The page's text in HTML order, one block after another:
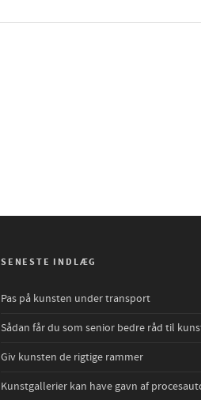
SENESTE INDLÆG
Pas på kunsten under transport
Sådan får du som senior bedre råd til
Giv kunsten de rigtige rammer
Kunstgallerier kan have gavn af